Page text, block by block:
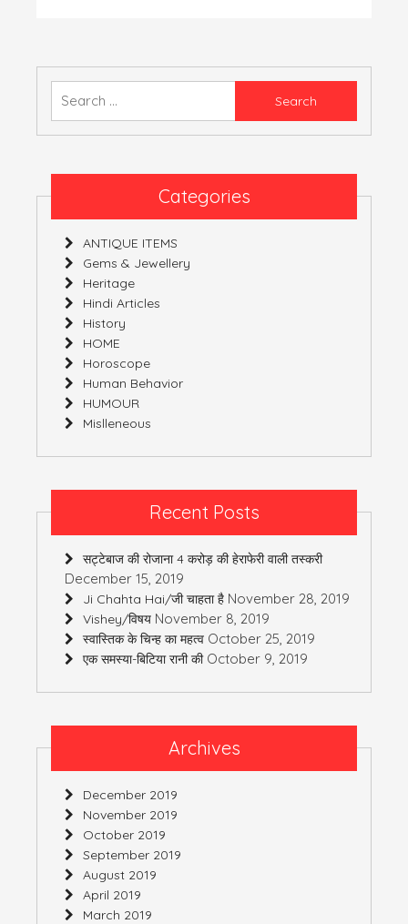
का
Categories
ANTIQUE ITEMS
Gems & Jewellery
Heritage
Hindi Articles
History
HOME
Horoscope
Human Behavior
HUMOUR
Mislleneous
Recent Posts
सट्टेबाज की रोजाना 4 करोड़ की हेराफेरी वाली तस्करी
December 15, 2019
Ji Chahta Hai/जी चाहता है November 28, 2019
Vishey/विषय November 8, 2019
स्वास्तिक के चिन्ह का महत्व October 25, 2019
एक समस्या-बिटिया रानी की October 9, 2019
Archives
December 2019
November 2019
October 2019
September 2019
August 2019
April 2019
March 2019